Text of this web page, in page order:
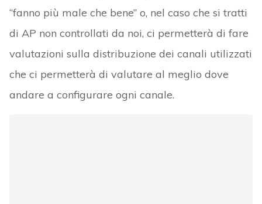
“fanno più male che bene” o, nel caso che si tratti
di AP non controllati da noi, ci permetterà di fare
valutazioni sulla distribuzione dei canali utilizzati
che ci permetterà di valutare al meglio dove
andare a configurare ogni canale.